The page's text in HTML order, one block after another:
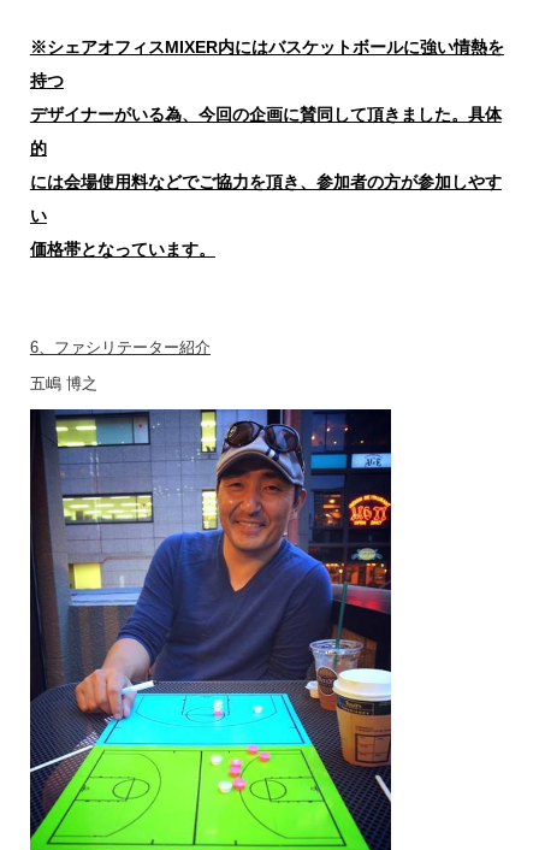
※シェアオフィスMIXER内にはバスケットボールに強い情熱を
持つ
デザイナーがいる為、今回の企画に賛同して頂きました。具体
的
には会場使用料などでご協力を頂き、参加者の方が参加しやす
い
価格帯となっています。
6、ファシリテーター紹介
五嶋 博之